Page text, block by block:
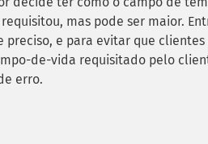
mas pode ser maior.
e para evitar que clientes
de-vida requisitado pelo
erro.